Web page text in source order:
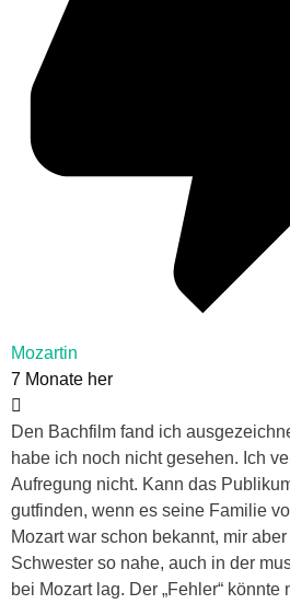
Mozartin
7 Monate her
Den Bachfilm fand ich
habe ich noch nicht gesehen. Ich
Aufregung nicht. Kann das
gutfinden, wenn es seine Familie
Mozart war schon bekannt, mir
Schwester so nahe, auch in der
bei Mozart lag. Der „Fehler“